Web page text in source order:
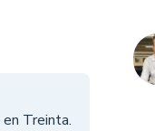
en Treinta.